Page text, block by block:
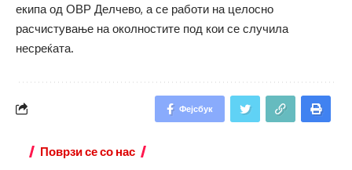
екипа од ОВР Делчево, а се работи на целосно
расчистување на околностите под кои се случила
несреќата.
Фејсбук
Поврзи се со нас